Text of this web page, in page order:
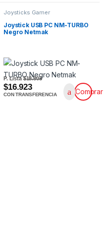
Joysticks Gamer
Joystick USB PC NM-TURBO
Negro Netmak
P. Lista$18.803
$16.923
CON TRANSFERENCIA Comprar